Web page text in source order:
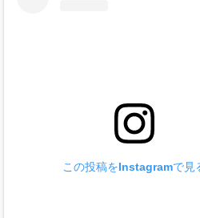
この投稿をInstagramで見